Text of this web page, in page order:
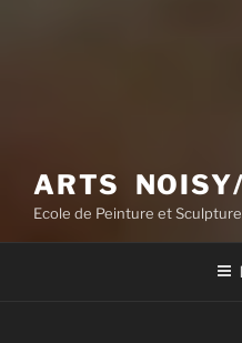
ARTS
Ecole de Peinture et